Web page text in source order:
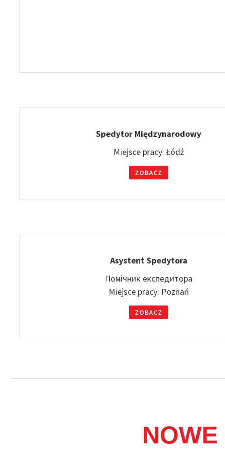
Spedytor Międzynarodowy
Miejsce pracy: Łódź
ZOBACZ
Asystent Spedytora
Помічник експедитора
Miejsce pracy: Poznań
ZOBACZ
NOWE